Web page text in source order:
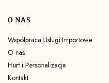
Linki w stopce
O NAS
Współpraca Usługi Importowe
O nas
Hurt i Personalizacja
Kontakt